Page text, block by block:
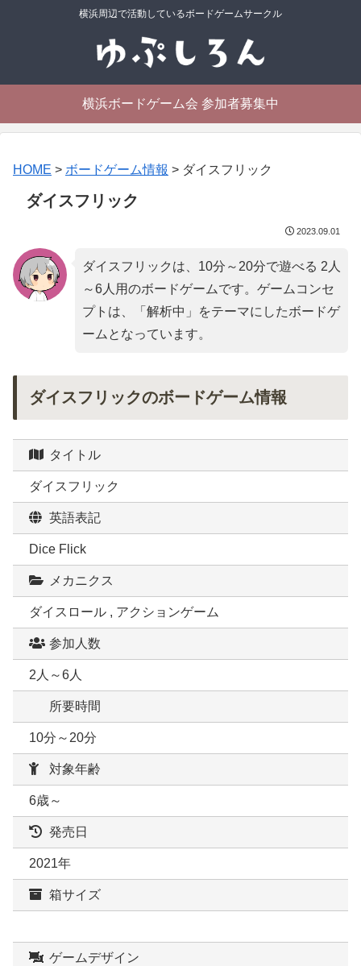
横浜周辺で活動しているボードゲームサークル
横浜ボードゲーム会 参加者募集中
HOME > ボードゲーム情報 > ダイスフリック
ダイスフリック
2023.09.01
ダイスフリックは、10分～20分で遊べる 2人
～6人用のボードゲームです。ゲームコンセ
プトは、「 解析中 」をテーマにしたボードゲ
ームとなっています。
ダイスフリックのボードゲーム情報
タイトル
ダイスフリック
英語表記
Dice Flick
メカニクス
ダイスロール , アクションゲーム
参加人数
2人～6人
所要時間
10分～20分
対象年齢
6歳～
発売日
2021年
箱サイズ
ゲームデザイン